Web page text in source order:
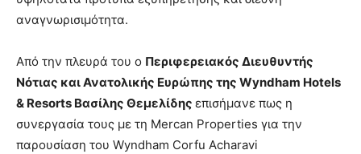
αναγνωρισιμότητα.
Από την πλευρά του ο Περιφερειακός Διευθυντής
Νότιας και Ανατολικής Ευρώπης της Wyndham Hotels
& Resorts Βασίλης Θεμελίδης επισήμανε πως η
συνεργασία τους με τη Mercan Properties για την
παρουσίαση του Wyndham Corfu Acharavi